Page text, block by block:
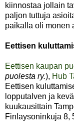
kiinnostaa jollain
paljon tuttuja
paikalla oli monen
Eettisen
Eettisen kaupan
puolesta ry.), Hub
Eettisen
lopputalven ja
kuukausittain
Finlaysoninkuja 8,